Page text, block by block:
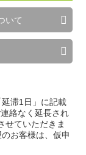
いて
滞1日」に記載
絡なく延長され
せていただきま
お客様は、仮申